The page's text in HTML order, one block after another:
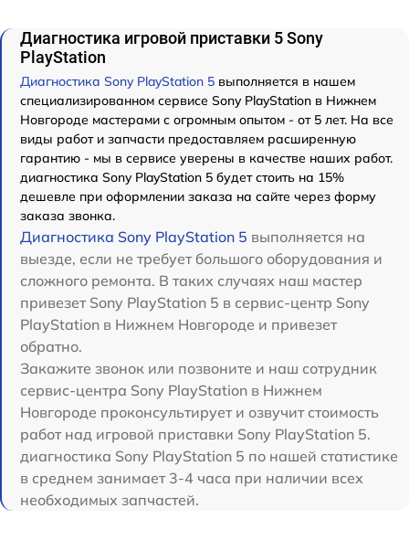
Диагностика игровой приставки 5 Sony
PlayStation
Диагностика Sony PlayStation 5 выполняется в нашем
специализированном сервисе Sony PlayStation в Нижнем
Новгороде мастерами с огромным опытом - от 5 лет. На все
виды работ и запчасти предоставляем расширенную
гарантию - мы в сервисе уверены в качестве наших работ.
диагностика Sony PlayStation 5 будет стоить на 15%
дешевле при оформлении заказа на сайте через форму
заказа звонка.
Диагностика Sony PlayStation 5 выполняется на
выезде, если не требует большого оборудования и
сложного ремонта. В таких случаях наш мастер
привезет Sony PlayStation 5 в сервис-центр Sony
PlayStation в Нижнем Новгороде и привезет
обратно.
Закажите звонок или позвоните и наш сотрудник
сервис-центра Sony PlayStation в Нижнем
Новгороде проконсультирует и озвучит стоимость
работ над игровой приставки Sony PlayStation 5.
диагностика Sony PlayStation 5 по нашей статистике
в среднем занимает 3-4 часа при наличии всех
необходимых запчастей.